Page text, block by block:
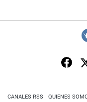
CANALES RSS QUIENES